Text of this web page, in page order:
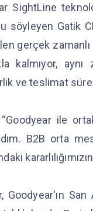
SightLine
söyleyen Gatik
gerçek
kalmıyor,
ve teslimat
ile
B2B orta
Goodyear'ın